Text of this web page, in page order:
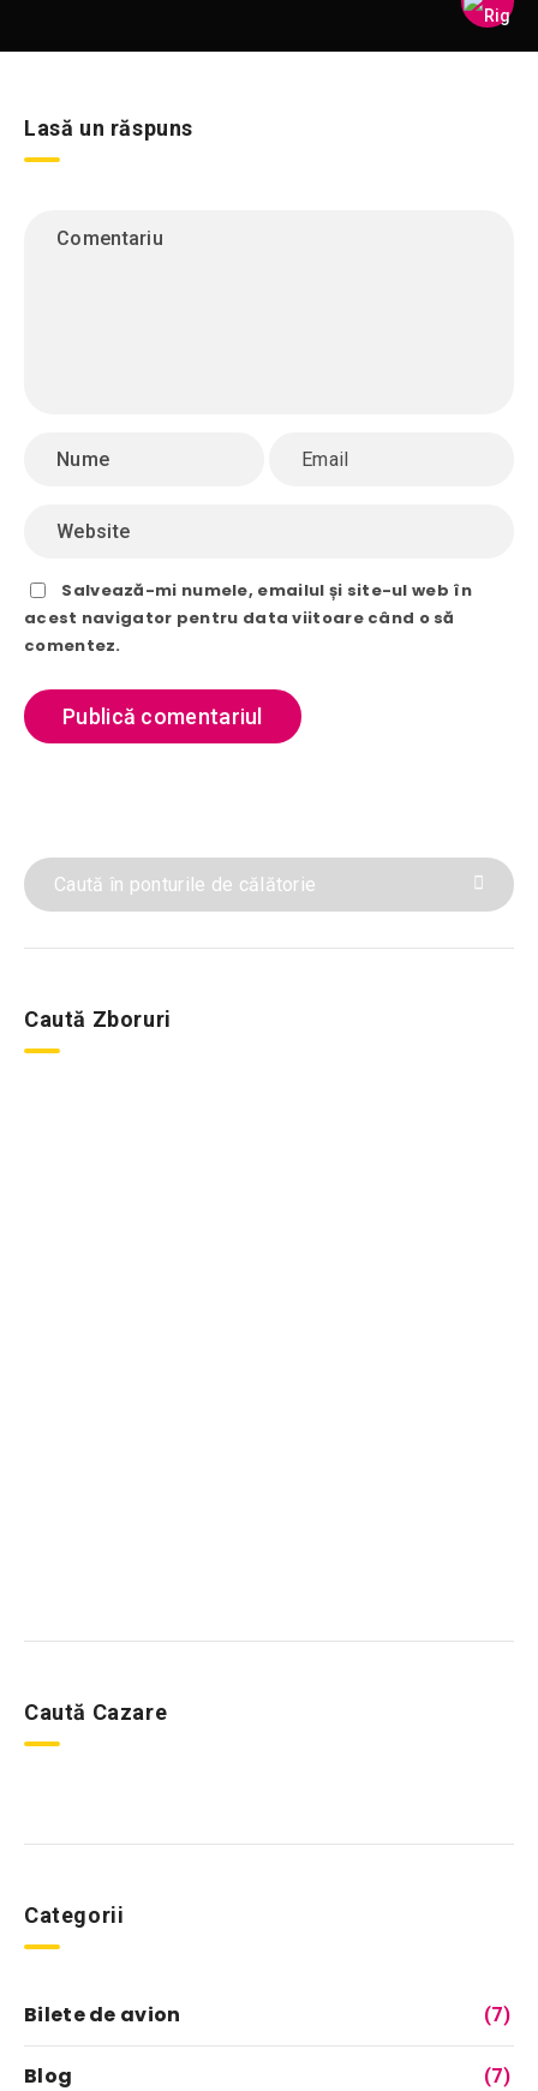
Lasă un răspuns
Salvează-mi numele, emailul și site-ul web în
acest navigator pentru data viitoare când o să
comentez.
Caută Zboruri
Caută Cazare
Categorii
Bilete de avion (7)
Blog (7)